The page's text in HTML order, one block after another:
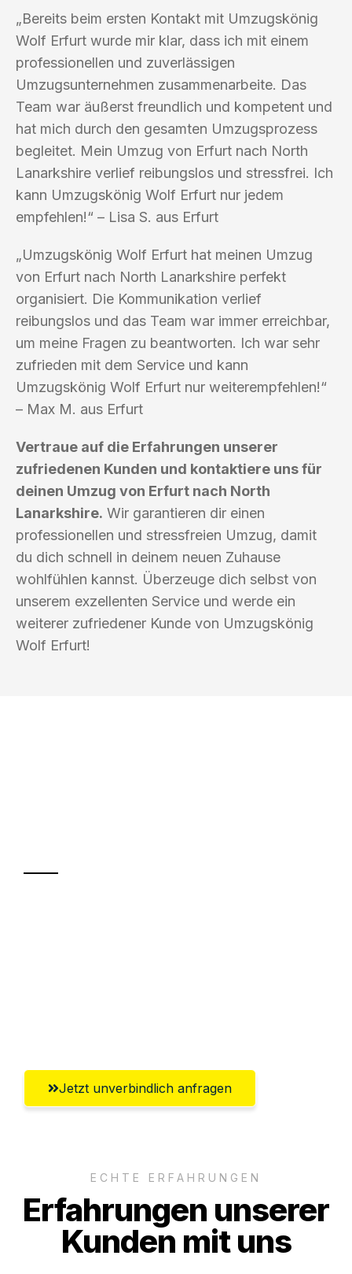
„Bereits beim ersten Kontakt mit Umzugskönig
Wolf Erfurt wurde mir klar, dass ich mit einem
professionellen und zuverlässigen
Umzugsunternehmen zusammenarbeite. Das
Team war äußerst freundlich und kompetent und
hat mich durch den gesamten Umzugsprozess
begleitet. Mein Umzug von Erfurt nach North
Lanarkshire verlief reibungslos und stressfrei. Ich
kann Umzugskönig Wolf Erfurt nur jedem
empfehlen!“ – Lisa S. aus Erfurt
„Umzugskönig Wolf Erfurt hat meinen Umzug
von Erfurt nach North Lanarkshire perfekt
organisiert. Die Kommunikation verlief
reibungslos und das Team war immer erreichbar,
um meine Fragen zu beantworten. Ich war sehr
zufrieden mit dem Service und kann
Umzugskönig Wolf Erfurt nur weiterempfehlen!“
– Max M. aus Erfurt
Vertraue auf die Erfahrungen unserer
zufriedenen Kunden und kontaktiere uns für
deinen Umzug von Erfurt nach North
Lanarkshire. Wir garantieren dir einen
professionellen und stressfreien Umzug, damit
du dich schnell in deinem neuen Zuhause
wohlfühlen kannst. Überzeuge dich selbst von
unserem exzellenten Service und werde ein
weiterer zufriedener Kunde von Umzugskönig
Wolf Erfurt!
Jetzt unverbindlich anfragen
ECHTE ERFAHRUNGEN
Erfahrungen unserer
Kunden mit uns